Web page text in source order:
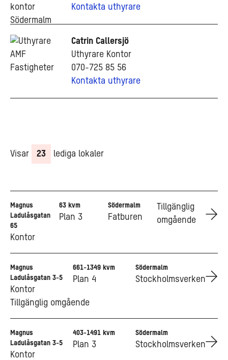
Kontakta uthyrare
Catrin Callersjö
Uthyrare Kontor
070-725 85 56
Kontakta uthyrare
Visar 23 lediga lokaler
Go to Magnus Ladulåsgatan 65
Magnus
Ladulåsgatan
65
Kontor
63 kvm
Plan 3
Södermalm
Fatburen
Tillgänglig
omgående
Go to Magnus Ladulåsgatan 3-5
Magnus
Ladulåsgatan 3-5
Kontor
661-1349 kvm
Plan 4
Södermalm
Stockholmsverken
Tillgänglig omgående
Go to Magnus Ladulåsgatan 3-5
Magnus
Ladulåsgatan 3-5
Kontor
403-1491 kvm
Plan 3
Södermalm
Stockholmsverken